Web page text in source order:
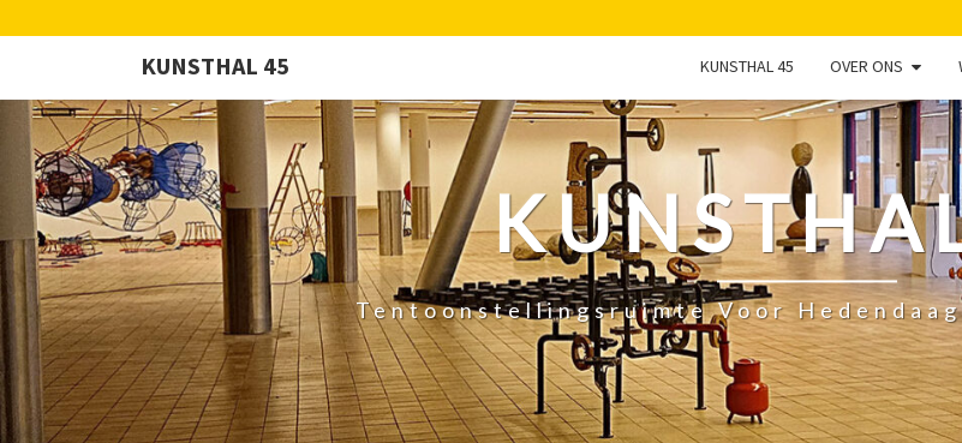
KUNSTHAL 45 KUNSTHAL 45 OVER ONS
Tentoonstellingsruimte Voor